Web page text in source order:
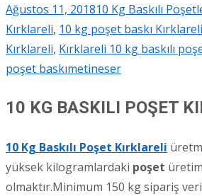
Ağustos 11, 201810 Kg Baskılı
Kırklareli, 10 kg poşet baskı Kırklareli
Kırklareli, Kırklareli 10 kg baskılı
poşet baskımetineser
10 KG BASKILI POŞET
10 Kg Baskılı Poşet Kırklareli
yüksek kilogramlardaki poşet
olmaktır.Minimum 150 kg sipariş